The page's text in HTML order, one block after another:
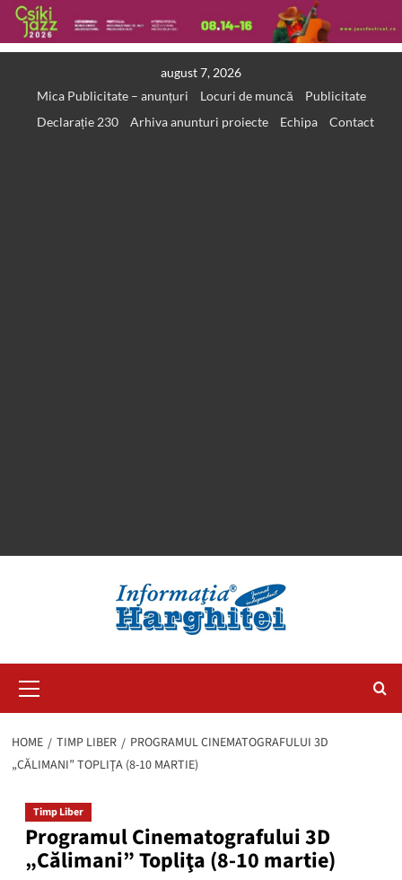
august 7, 2026
Mica Publicitate – anunțuri
Locuri de muncă
Publicitate
Declarație 230
Arhiva anunturi proiecte Echipa Contact
Menu
HOME TIMP LIBER
PROGRAMUL CINEMATOGRAFULUI 3D
„CĂLIMANI” TOPLIŢA (8-10 MARTIE)
Timp Liber
Programul Cinematografului 3D
„Călimani” Topliţa (8-10 martie)